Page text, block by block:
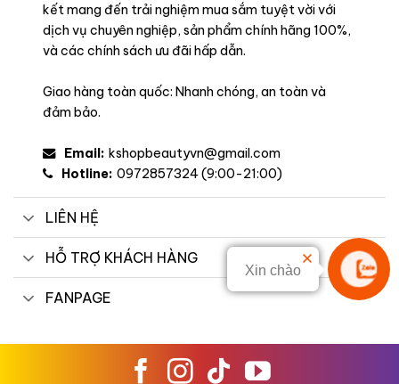
Công dụng
– Tạo màu cho môi, đem đến sắc môi tươi tắn, đầy sức sống.
– Giữ màu lâu trôi lên đến 12 giờ, cho bạn lớp trang điểm môi
Liên hệ
Xin chào
kết mang đến trải nghiệm mua sắm tuyệt vời với
dịch vụ chuyên nghiệp, sản phẩm chính hãng 100%,
và các chính sách ưu đãi hấp dẫn.
Giao hàng toàn quốc: Nhanh chóng, an toàn và
đảm bảo.
Email: kshopbeautyvn@gmail.com
Hotline: 0972857324 (9:00-21:00)
LIÊN HỆ
HỖ TRỢ KHÁCH HÀNG
FANPAGE